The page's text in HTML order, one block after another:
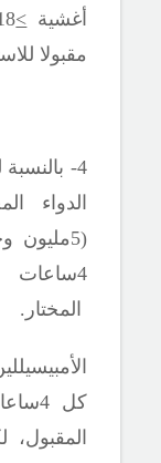
أغشية >18ساعة
مقبولا
4- بالنسبة للوقاية الدوائية
الدواء
4ساعات
المختار.
كل
المقبول،